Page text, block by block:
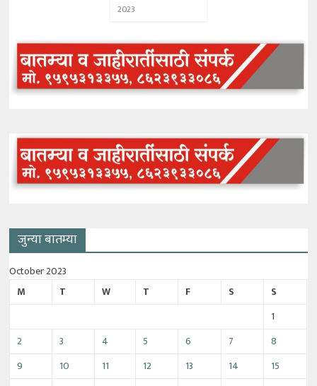
2023
जुन्या बातम्या
October 2023
M
T W T F S
S
1
2
3 4 5 6 7
8
9
10 11 12 13 14
15